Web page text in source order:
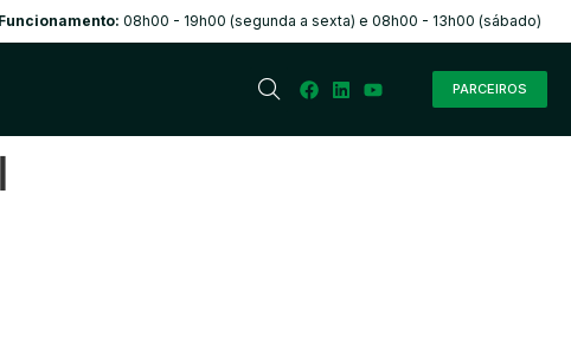
08h00 - 19h00 (segunda a sexta) e 08h00 - 13h00 (sábado)
PARCEIROS